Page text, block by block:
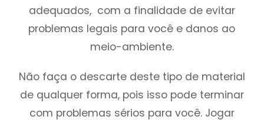
adequados, com a finalidade de evitar
problemas legais para você e danos ao
meio-ambiente.
Não faça o descarte deste tipo de material
de qualquer forma, pois isso pode terminar
com problemas sérios para você. Jogar